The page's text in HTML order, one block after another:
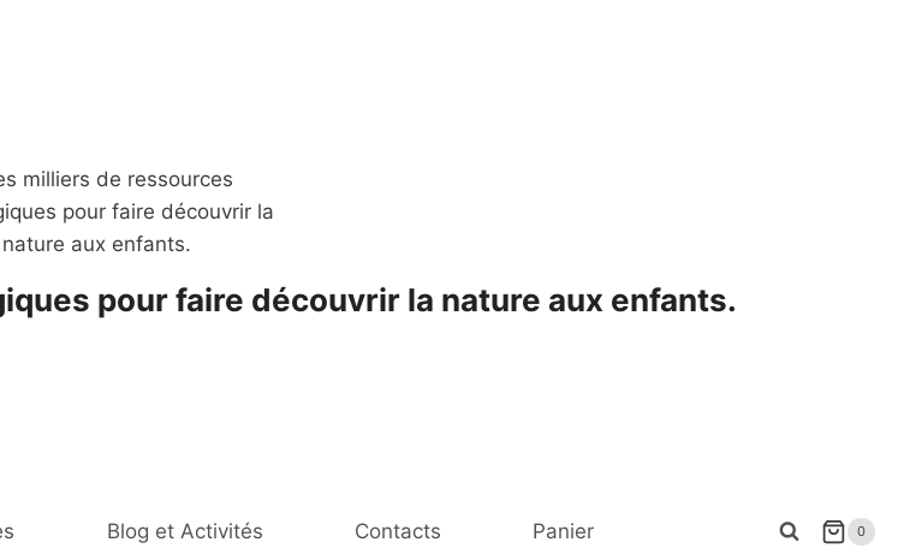
pour faire découvrir la nature aux enfants.
Blog et Activités Contacts Panier 0